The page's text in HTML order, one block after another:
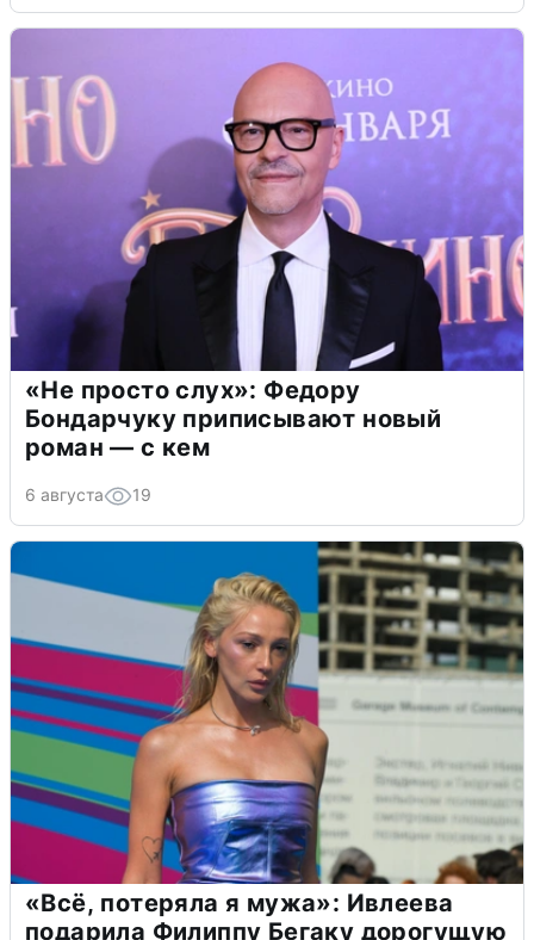
«Не просто слух»: Федору
Бондарчуку приписывают новый
роман — с кем
6 августа 19
«Всё, потеряла я мужа»: Ивлеева
подарила Филиппу Бегаку дорогущую